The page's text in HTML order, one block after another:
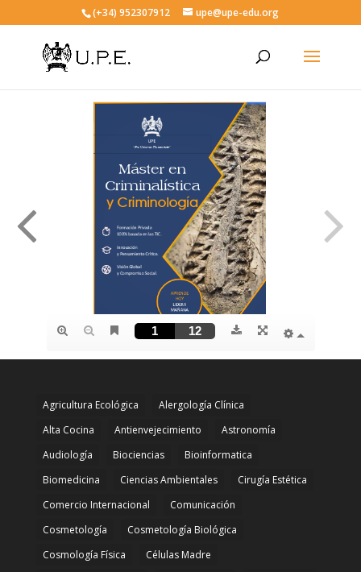
(+34) 952307912 upe@upe-edu.org
Agricultura Ecológica
Alergología Clínica
Alta Cocina
Antienvejecimiento
Astronomía
Audiología
Biociencias
Bioinformatica
Biomedicina
Ciencias Ambientales
Cirugía Estética
Comercio Internacional
Comunicación
Cosmetología
Cosmetología Biológica
Cosmología Física
Células Madre